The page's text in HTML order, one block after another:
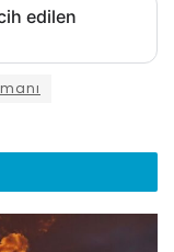
edilen